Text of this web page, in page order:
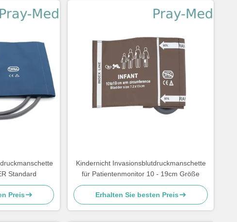
Standard
Preis
Kindernicht Invasionsblutdruckmanschette
für Patientenmonitor 10 - 19cm Größe
Erhalten Sie besten Preis